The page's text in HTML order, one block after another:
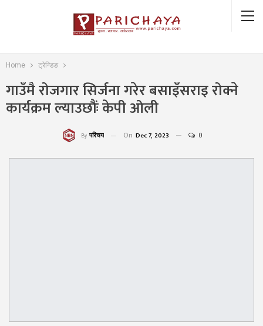
Home ट्रेन्डिङ
गाउँमै रोजगार सिर्जना गरेर बसाइँसराइ रोक्ने
कार्यक्रम ल्याउछौंः केपी ओली
By परिचय On Dec 7, 2023 0